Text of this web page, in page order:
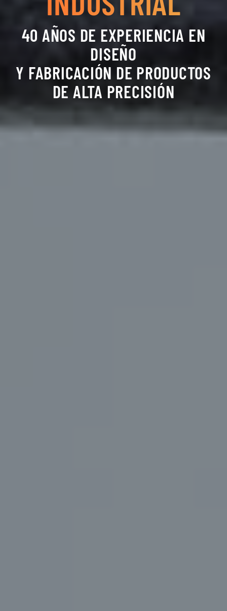
40 AÑOS DE EXPERIENCIA EN
DISEÑO
Y FABRICACIÓN DE PRODUCTOS
DE ALTA PRECISIÓN